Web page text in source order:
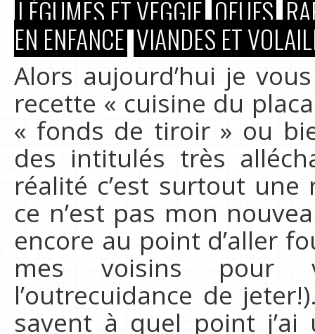
LÉGUMES ET VEGGIE OEUFS
EN ENFANCE VIANDES ET
Alors aujourd’hui je
recette « cuisine du
« fonds de tiroir » ou
des intitulés très
réalité c’est surtout
ce n’est pas mon
encore au point d’aller
mes voisins pour
l’outrecuidance de
savent à quel point